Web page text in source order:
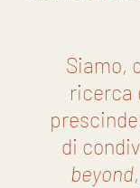
Siamo,
ricerca
di
beyond,